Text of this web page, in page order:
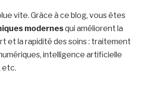
vite. Grâce à ce blog, vous êtes
modernesqui améliorent la
et la rapidité des soins : traitement
intelligence artificielle
etc.